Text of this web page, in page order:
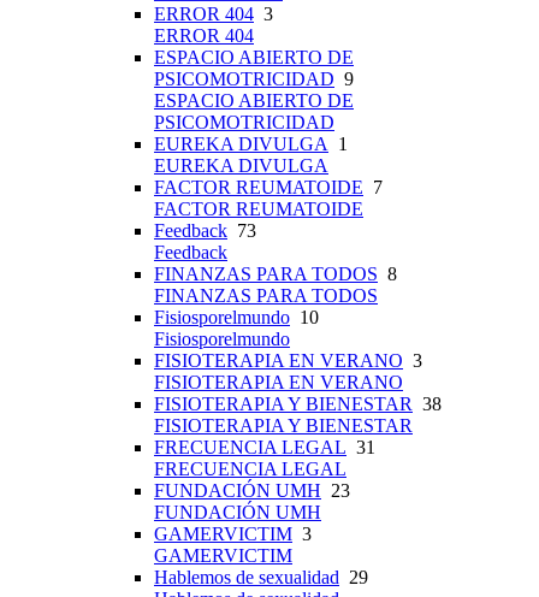
ERROR 404 3
ERROR 404
ESPACIO ABIERTO DE
PSICOMOTRICIDAD 9
ESPACIO ABIERTO DE
PSICOMOTRICIDAD
EUREKA DIVULGA 1
EUREKA DIVULGA
FACTOR REUMATOIDE 7
FACTOR REUMATOIDE
Feedback 73
Feedback
FINANZAS PARA TODOS 8
FINANZAS PARA TODOS
Fisiosporelmundo 10
Fisiosporelmundo
FISIOTERAPIA EN VERANO 3
FISIOTERAPIA EN VERANO
FISIOTERAPIA Y BIENESTAR 38
FISIOTERAPIA Y BIENESTAR
FRECUENCIA LEGAL 31
FRECUENCIA LEGAL
FUNDACIÓN UMH 23
FUNDACIÓN UMH
GAMERVICTIM 3
GAMERVICTIM
Hablemos de sexualidad 29